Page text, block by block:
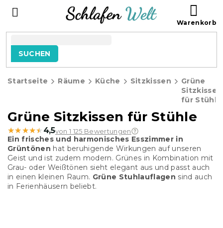
SUCHEN
Startseite Räume Küche Sitzkissen
Grüne
Sitzkissen
für Stühle
Grüne Sitzkissen für Stühle
★★★★★
★★★★★ 4,5von 1 125 Bewertungen
Ein frisches und harmonisches Esszimmer in
Grüntönen hat beruhigende Wirkungen auf unseren
Geist und ist zudem modern. Grünes in Kombination mit
Grau- oder Weißtönen sieht elegant aus und passt auch
in einen kleinen Raum. Grüne Stuhlauflagen sind auch
in Ferienhäusern beliebt.